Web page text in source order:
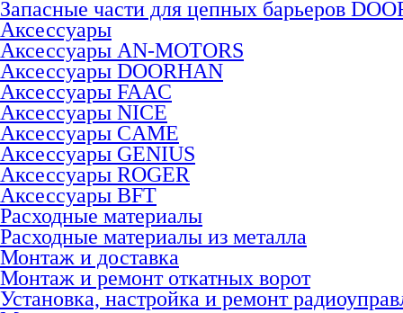
Запасные части для цепных барьеров
Аксессуары
Аксессуары AN-MOTORS
Аксесcуары DOORHAN
Аксесcуары FAAC
Аксесcуары NICE
Аксессуары CAME
Аксессуары GENIUS
Аксессуары ROGER
Аксесcуары BFT
Расходные материалы
Расходные материалы из металла
Монтаж и доставка
Монтаж и ремонт откатных ворот
Установка, настройка и ремонт